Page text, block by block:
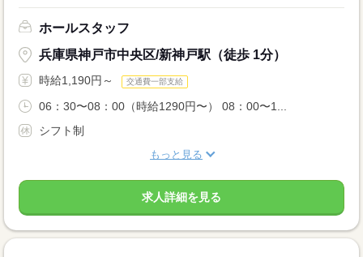
ホールスタッフ
兵庫県神戸市中央区/新神戸駅（徒歩 1分）
時給1,190円～ 交通費一部支給
06：30〜08：00（時給1290円〜） 08：00〜1...
シフト制
もっと見る
求人詳細を見る